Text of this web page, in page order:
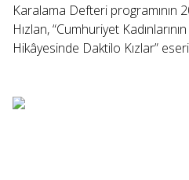
Karalama Defteri programının
Hızlan, “Cumhuriyet
Hikâyesinde Daktilo Kızlar”